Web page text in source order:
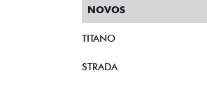
NOVOS
TITANO
STRADA